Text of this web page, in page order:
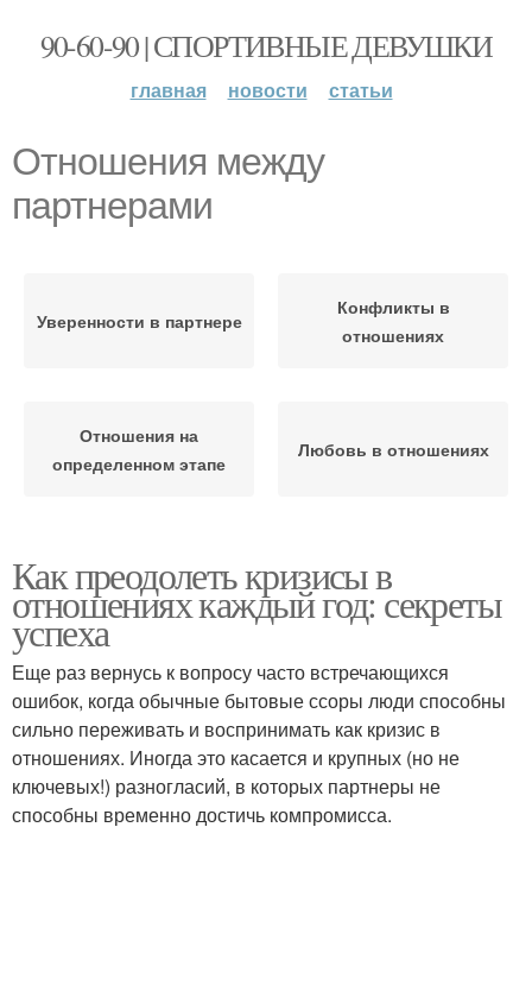
90-60-90 | СПОРТИВНЫЕ ДЕВУШКИ
главная новости статьи
Отношения между
партнерами
Уверенности в партнере
Конфликты в
отношениях
Отношения на
определенном этапе
Любовь в отношениях
Как преодолеть кризисы в
отношениях каждый год: секреты
успеха
Еще раз вернусь к вопросу часто встречающихся
ошибок, когда обычные бытовые ссоры люди способны
сильно переживать и воспринимать как кризис в
отношениях. Иногда это касается и крупных (но не
ключевых!) разногласий, в которых партнеры не
способны временно достичь компромисса.